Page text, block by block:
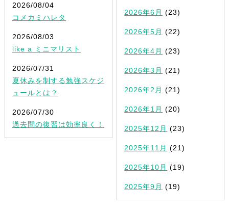
2026/08/04
コメカミハレタ
2026/08/03
like a ミニマリスト
2026/07/31
夏休みを制する勉強スケジ
ュールとは？
2026/07/30
過去問の復習は効率良く！
2026年6月 (23)
2026年5月 (22)
2026年4月 (23)
2026年3月 (21)
2026年2月 (21)
2026年1月 (20)
2025年12月 (23)
2025年11月 (21)
2025年10月 (19)
2025年9月 (19)